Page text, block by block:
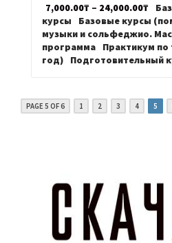
7,000.00₸ – 24,000.00₸
цен:
–
курсы
Базовые курсы
музыки и сольфеджио.
программа
Практикум по
год)
Подготовительный
PAGE 5 OF 6 1 2 3 4 5